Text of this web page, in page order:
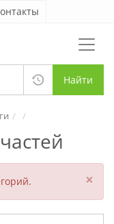
Найти
×